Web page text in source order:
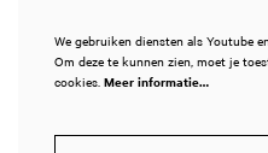
We gebruiken diensten als Youtube
Om deze te kunnen zien, moet je
cookies. Meer informatie…